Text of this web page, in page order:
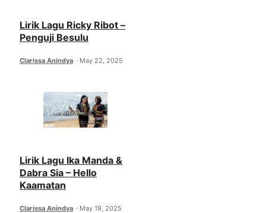
Lirik Lagu Ricky Ribot –
Penguji Besulu
Clarissa Anindya May 22, 2025
Lirik Lagu Ika Manda &
Dabra Sia – Hello
Kaamatan
Clarissa Anindya May 19, 2025